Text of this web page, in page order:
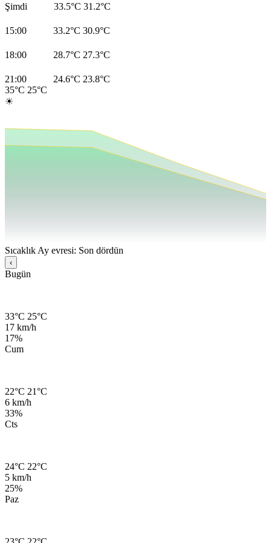
Şimdi 33.5°C 31.2°C
15:00 33.2°C 30.9°C
18:00 28.7°C 27.3°C
21:00 24.6°C 23.8°C
35°C 25°C
☀
Sıcaklık Ay evresi: Son dördün
‹
Bugün
33°C 25°C
17 km/h
17%
Cum
22°C 21°C
6 km/h
33%
Cts
24°C 22°C
5 km/h
25%
Paz